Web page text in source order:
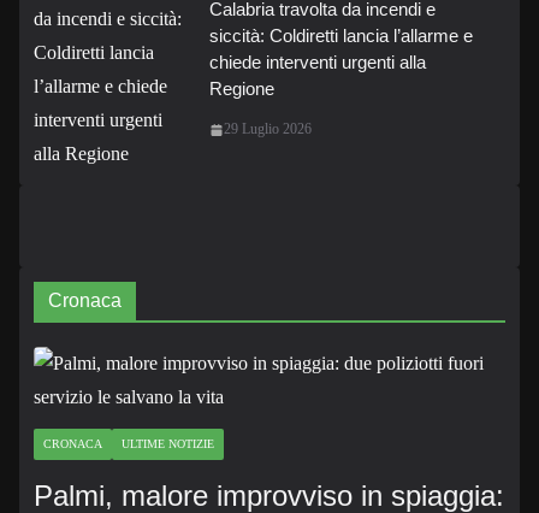
Calabria travolta da incendi e
siccità: Coldiretti lancia l’allarme e
chiede interventi urgenti alla
Regione
29 Luglio 2026
Cronaca
CRONACA ULTIME NOTIZIE
Palmi, malore improvviso in spiaggia: